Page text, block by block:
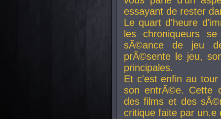
essayant de rester
Le quart d'heure
les chroniqueurs
sÃ©ance de jeu
prÃ©sente le jeu,
principales.
Et c'est enfin au
son entrÃ©e. Cette
des films et des
critique faite par